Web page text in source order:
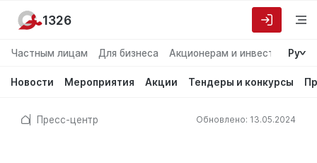
Частным лицам Для бизнеса Акционерам и инвесторам
Ру
Новости Мероприятия Акции Тендеры и конкурсы
1326
Пресс-центр Обновлено: 13.05.2024